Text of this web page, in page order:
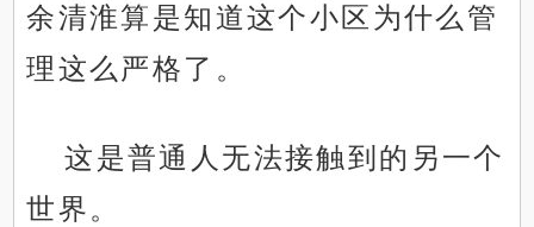
余清淮算是知道这个小区为什么管
理这么严格了。
这是普通人无法接触到的另一个
世界。